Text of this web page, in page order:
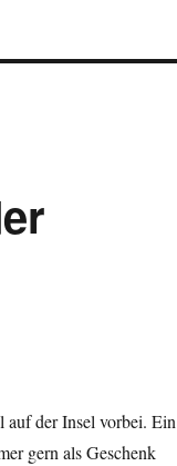
auf der Insel vorbei. Ein
gern als Geschenk